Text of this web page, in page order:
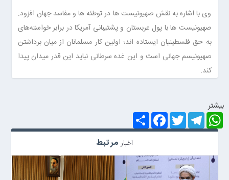
وی با اشاره به نقش صهیونیست ها در توطئه ها و مفاسد جهان افزود:
صهیونیست ها با پول عربستان و پشتیبانی آمریکا در برابر خواسته‌های
به حق فلسطینیان ایستاده اند؛ اولین کار مسلمانان از میان برداشتن
صهیونیسم جهانی است و این غده سرطانی نباید این قدر میدان پیدا
کند.
بيشتر
S
h
a
F
a
c
o
T
w
i
e
r
T
e
l
r
m
W
h
a
A
اخبار مرتبط